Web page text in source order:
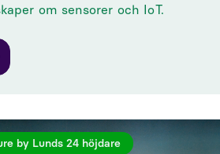
om sensorer och IoT.
by Lunds 24 höjdare